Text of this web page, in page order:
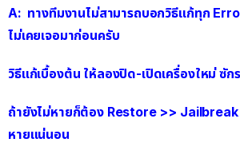
A: ทางทีมงานไม่สามารถบอกวิธีแก้ทุก
ไม่เคยเจอมาก่อนครับ
วิธีแก้เบื้องต้น ให้ลองปิด-เปิดเครื่องใหม่ ซัก
ถ้ายังไม่หายก็ต้อง Restore >> Jailbreak
หายแน่นอน